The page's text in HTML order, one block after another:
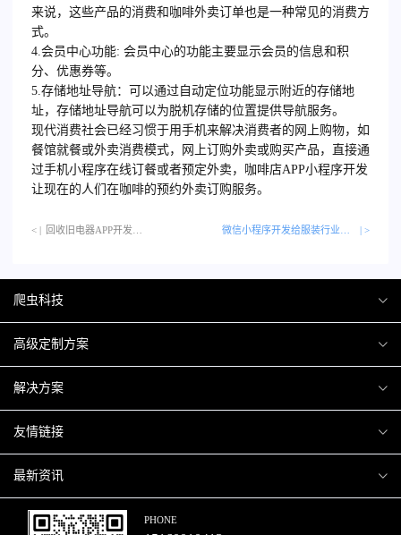
来说，这些产品的消费和咖啡外卖订单也是一种常见的消费方
式。
4.会员中心功能: 会员中心的功能主要显示会员的信息和积
分、优惠券等。
5.存储地址导航：可以通过自动定位功能显示附近的存储地
址，存储地址导航可以为脱机存储的位置提供导航服务。
现代消费社会已经习惯于用手机来解决消费者的网上购物，如
餐馆就餐或外卖消费模式，网上订购外卖或购买产品，直接通
过手机小程序在线订餐或者预定外卖，咖啡店APP小程序开发
让现在的人们在咖啡的预约外卖订购服务。
< | 回收旧电器APP开发… | >
爬虫科技
爬虫案例
关于爬虫
高级定制方案
H5互动营销
微信小程序
解决方案
商城解决方案
商城会员积分商城解决方案
网站解决方案
友情链接
厦门小程序开发
厦门APP开发
最新资讯
行业资讯 PHONE